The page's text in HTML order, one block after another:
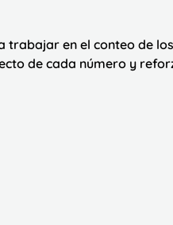
en el conteo de
de cada número y